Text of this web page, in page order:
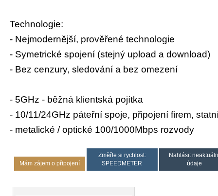
Technologie:
- Nejmodernější, prověřené technologie
- Symetrické spojení (stejný upload a download)
- Bez cenzury, sledování a bez omezení
- 5GHz - běžná klientská pojítka
- 10/11/24GHz páteřní spoje, připojení firem,
- metalické / optické 100/1000Mbps rozvody
Mám zájem o připojení
Změřte si rychlost:
SPEEDMETER
Nahlásit
údaje